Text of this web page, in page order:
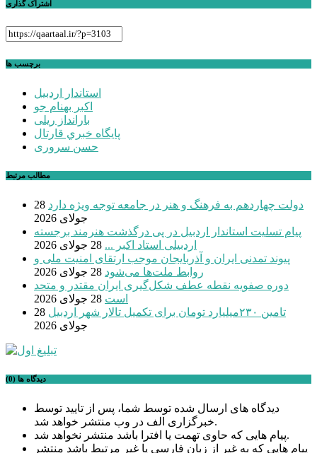
اشتراک گذاری
برچسب ها
استاندار اردبیل
اکبر بهنام جو
بارانداز ریلی
پايگاه خبري قارتال
حسن سروری
مطالب مرتبط
دولت چهاردهم به فرهنگ و هنر در جامعه توجه ویژه دارد 28
جولای 2026
پیام تسلیت استاندار اردبیل در پی درگذشت هنرمند برجسته
اردبیلی استاد اکبر ... 28 جولای 2026
پیوند تمدنی ایران و آذربایجان موجب ارتقای امنیت ملی و
روابط ملت‌ها می‌شود 28 جولای 2026
دوره صفویه نقطه عطف شکل‌گیری ایران مقتدر و متحد
است 28 جولای 2026
تامین ۲۳۰میلیارد تومان برای تکمیل تالار شهر اردبیل
28
جولای 2026
دیدگاه ها (0)
دیدگاه های ارسال شده توسط شما، پس از تایید توسط
خبرگزاری الف در وب منتشر خواهد شد.
پیام هایی که حاوی تهمت یا افترا باشد منتشر نخواهد شد.
پیام هایی که به غیر از زبان فارسی یا غیر مرتبط باشد منتشر